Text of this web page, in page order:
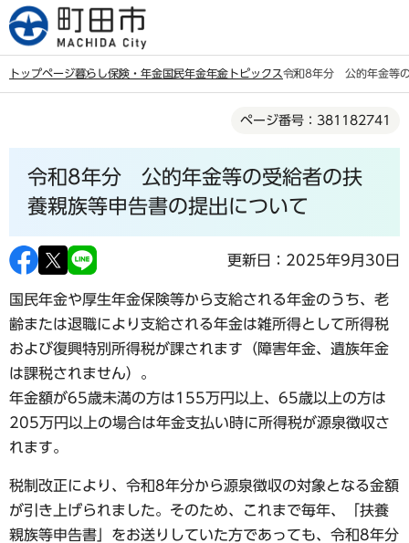
こ
の
トップページ暮らし保険・年金国民年金年金トピックス令和8年分 公的年金等
ページ番号：381182741
令和8年分 公的年金等の受給者の扶
養親族等申告書の提出について
更新日：2025年9月30日
国民年金や厚生年金保険等から支給される年金のうち、老
齢または退職により支給される年金は雑所得として所得税
および復興特別所得税が課されます（障害年金、遺族年金
は課税されません）。
年金額が65歳未満の方は155万円以上、65歳以上の方は
205万円以上の場合は年金支払い時に所得税が源泉徴収さ
れます。
税制改正により、令和8年分から源泉徴収の対象となる金額
が引き上げられました。そのため、これまで毎年、「扶養
親族等申告書」をお送りしていた方であっても、令和8年分